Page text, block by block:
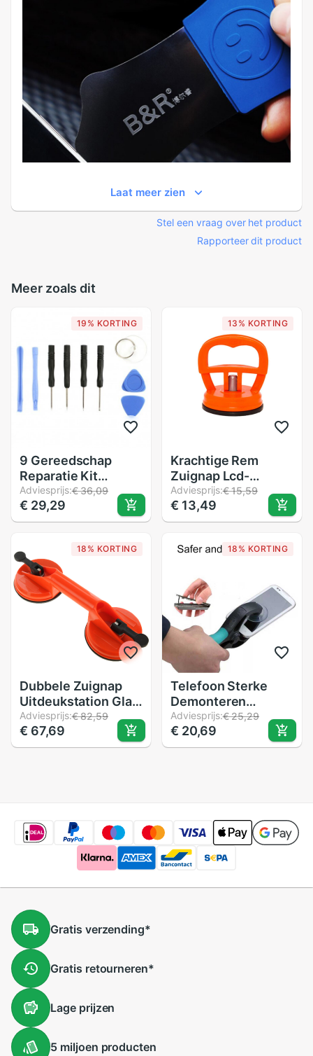
Laat meer zien
Stel een vraag over het product
Rapporteer dit product
Meer zoals dit
19% KORTING
9 Gereedschap
Reparatie Kit
Universal Voor
Smartphones En
Mobiele Telefoons
Adviesprijs:€ 36,09
€ 29,29
13% KORTING
Krachtige Rem
Zuignap Lcd-
scherm Mobiele
Telefoon
Demontage Tool
Mobiele Telefoon
Accessoires
Adviesprijs:€ 15,59
€ 13,49
18% KORTING
Dubbele Zuignap
Uitdeukstation Glas
Handvat Reparatie
Tool voor
PC/Laptop/iMac/LCD
Adviesprijs:€ 82,59
€ 67,69
18% KORTING
Telefoon Sterke
Demonteren
Opening Lcd-
scherm Tangen Tool
Plastic Zuignappen
Adviesprijs:€ 25,29
€ 20,69
Gratis verzending*
Gratis retourneren*
Lageprijzen
5 miljoen producten